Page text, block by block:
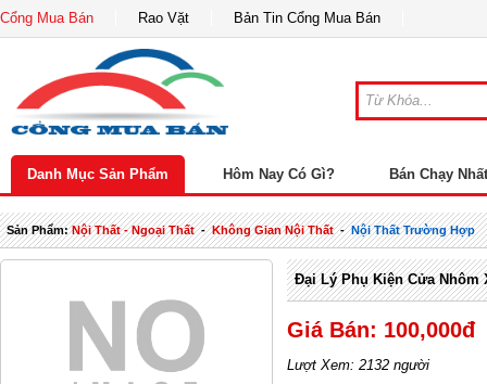
Cổng Mua Bán Rao Vặt Bản Tin Cổng Mua Bán
Danh Mục Sản Phẩm Hôm Nay Có Gì? Bán Chạy Nhất
Sản Phẩm:Nội Thất - Ngoại Thất-Không Gian Nội Thất-Nội Thất Trường Hợp
Đại Lý Phụ Kiện Cửa Nhôm
Giá Bán: 100,000đ
Lượt Xem: 2132 người